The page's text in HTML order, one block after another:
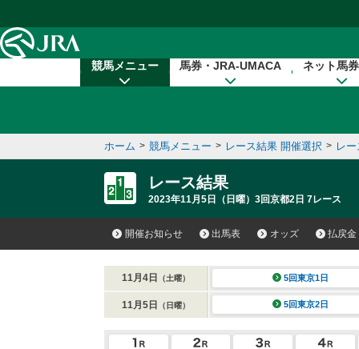
競馬メニュー 馬券・JRA-UMACA ネット馬
ホーム > 競馬メニュー > レース結果 開催選択 > レ
レース結果
2023年11月5日（日曜）3回京都2日 7レース
開催お知らせ 出馬表 オッズ 払戻金
11月4日 （土曜） 5回東京1日
11月5日 （日曜） 5回東京2日